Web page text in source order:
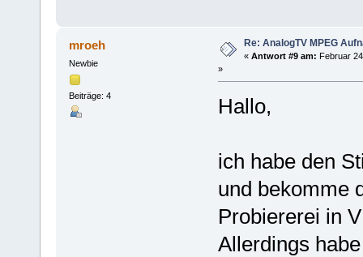
mroeh
Newbie
Beiträge: 4
Re: AnalogTV MPEG
« Antwort #9 am: Februar
»
Hallo,
ich habe den
und bekomme
Probiererei in
Allerdings